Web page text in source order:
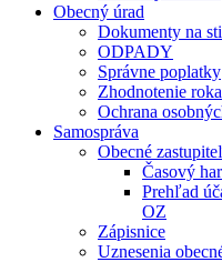
Obecný úrad
Dokumenty na
ODPADY
Správne poplatky
Zhodnotenie roka
Ochrana
Samospráva
Obecné
Časový
Prehľad
OZ
Zápisnice
Uznesenia